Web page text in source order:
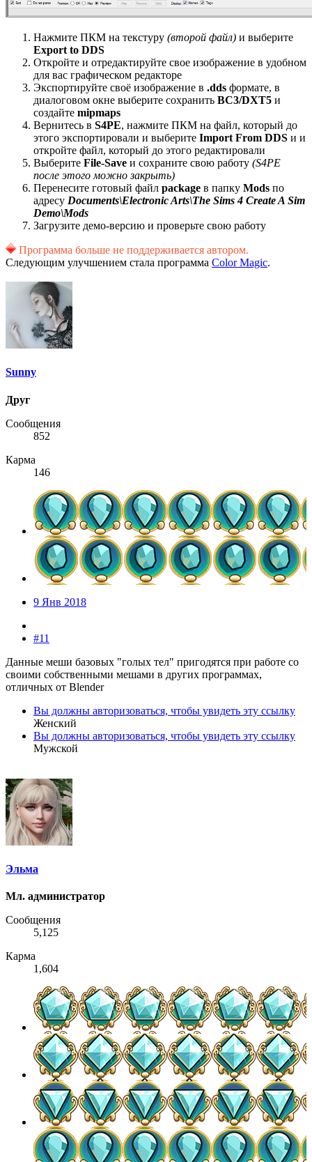
Нажмите ПКМ на текстуру (второй файл) и выберите
Export to DDS
Откройте и отредактируйте свое изображение в удобном
для вас графическом редакторе
Экспортируйте своё изображение в .dds формате, в
диалоговом окне выберите сохранить BC3/DXT5 и
создайте mipmaps
Вернитесь в S4PE, нажмите ПКМ на файл, который до
этого экспортировали и выберите Import From DDS и и
откройте файл, который до этого редактировали
Выберите File-Save и сохраните свою работу (S4PE
после этого можно закрыть)
Перенесите готовый файл package в папку Mods по
адресу Documents\Electronic Arts\The Sims 4 Create A Sim
Demo\Mods
Загрузите демо-версию и проверьте свою работу
Программа больше не поддерживается автором.
Следующим улучшением стала программа Color Magic.
Sunny
Друг
Сообщения
852
Карма
146
9 Янв 2018
#11
Данные меши базовых "голых тел" пригодятся при работе со
своими собственными мешами в других программах,
отличных от Blender
Вы должны авторизоваться, чтобы увидеть эту ссылку
Женский
Вы должны авторизоваться, чтобы увидеть эту ссылку
Мужской
Эльма
Мл. администратор
Сообщения
5,125
Карма
1,604